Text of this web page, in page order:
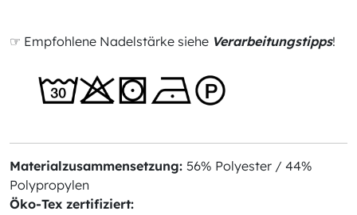
☞ Empfohlene Nadelstärke siehe Verarbeitungstipps!
Materialzusammensetzung: 56% Polyester / 44%
Polypropylen
Öko-Tex zertifiziert: